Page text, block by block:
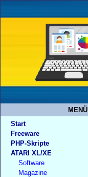
MENÜ
Start
Freeware
PHP-Skripte
ATARI XL/XE
Software
Magazine